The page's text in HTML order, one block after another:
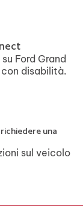
Ford Grand
disabilità.
una
sul veicolo